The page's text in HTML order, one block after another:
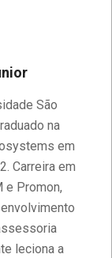
São
na
em
Carreira em
e Promon,
leciona a